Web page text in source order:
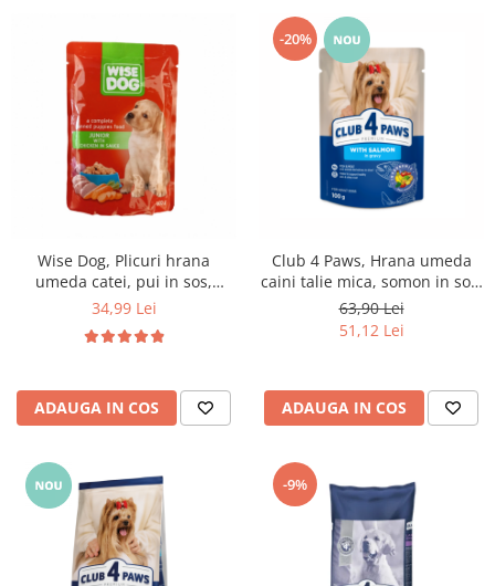
Wise Dog, Plicuri hrana
umeda catei, pui in sos,
24x100g
34,99 Lei
ADAUGA IN COS
-20%
Club 4 Paws, Hrana umeda
caini talie mica, somon in sos,
24x100g
63,90 Lei
51,12 Lei
ADAUGA IN COS
-9%